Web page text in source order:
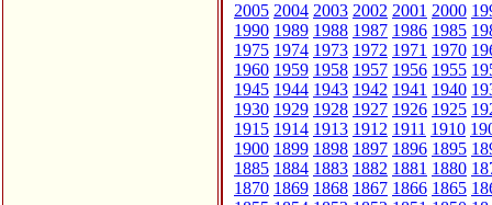
2005 2004 2003 2002 2001 2000
1990 1989 1988 1987 1986 1985
1975 1974 1973 1972 1971 1970
1960 1959 1958 1957 1956 1955
1945 1944 1943 1942 1941 1940
1930 1929 1928 1927 1926 1925
1915 1914 1913 1912 1911 1910
1900 1899 1898 1897 1896 1895
1885 1884 1883 1882 1881 1880
1870 1869 1868 1867 1866 1865